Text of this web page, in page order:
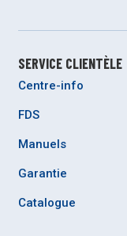
SERVICE CLIENTÈLE
Centre-info
FDS
Manuels
Garantie
Catalogue